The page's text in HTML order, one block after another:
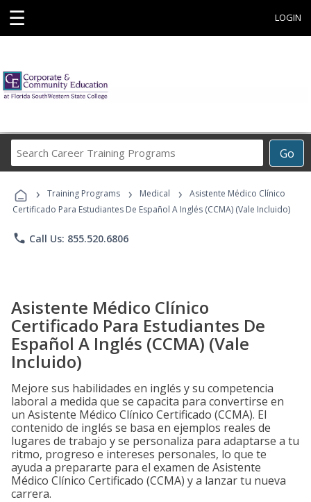
☰ LOGIN
Go
Career
Programs
› Training Programs › Medical ›
Asistente Médico Clínico
Certificado Para Estudiantes De Español A Inglés (CCMA) (Vale Incluido)
phone Call Us: 855.520.6806
Asistente Médico Clínico
Certificado Para Estudiantes De
Español A Inglés (CCMA) (Vale
Incluido)
Mejore sus habilidades en inglés y su competencia
laboral a medida que se capacita para convertirse en
un Asistente Médico Clínico Certificado (CCMA). El
contenido de inglés se basa en ejemplos reales de
lugares de trabajo y se personaliza para adaptarse a tu
ritmo, progreso e intereses personales, lo que te
ayuda a prepararte para el examen de Asistente
Médico Clínico Certificado (CCMA) y a lanzar tu nueva
carrera.